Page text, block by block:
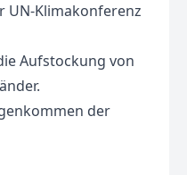
UN-Klimakonferenz
Aufstockung von
der